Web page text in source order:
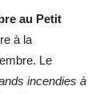
au Petit
à la
Le
incendies à